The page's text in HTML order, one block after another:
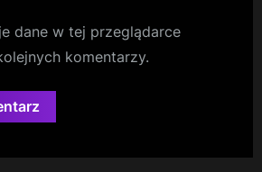
dane w tej przeglądarce
komentarzy.